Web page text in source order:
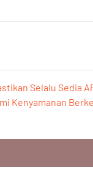
Selalu Sedia
Kenyamanan